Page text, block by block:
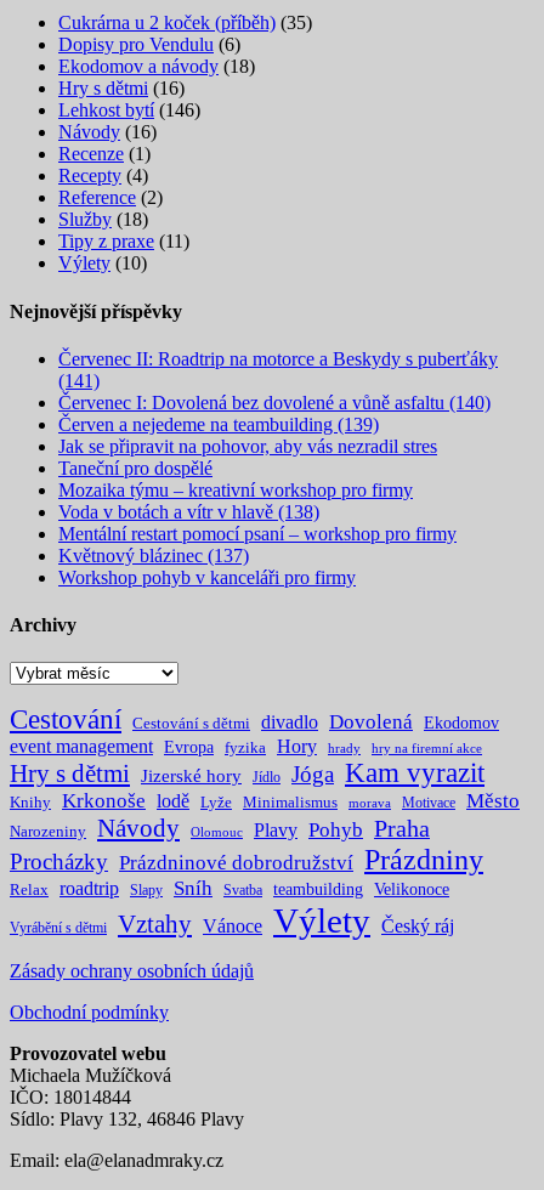
Cukrárna u 2 koček (příběh) (35)
Dopisy pro Vendulu (6)
Ekodomov a návody (18)
Hry s dětmi (16)
Lehkost bytí(146)
Návody (16)
Recenze (1)
Recepty (4)
Reference (2)
Služby (18)
Tipy z praxe (11)
Výlety (10)
Nejnovější příspěvky
Červenec II: Roadtrip na motorce a Beskydy s puberťáky
(141)
Červenec I: Dovolená bez dovolené a vůně asfaltu (140)
Červen a nejedeme na teambuilding (139)
Jak se připravit na pohovor, aby vás nezradil stres
Taneční pro dospělé
Mozaika týmu – kreativní workshop pro firmy
Voda v botách a vítr v hlavě (138)
Mentální restart pomocí psaní – workshop pro firmy
Květnový blázinec (137)
Workshop pohyb v kanceláři pro firmy
Archivy
Archivy
Cestování Cestování s dětmi divadlo Dovolená Ekodomov
event management Evropa fyzika Hory hrady hry na firemní akce
Hry s dětmi Jizerské hory Jídlo Jóga Kam vyrazit
Knihy Krkonoše lodě Lyže Minimalismus morava Motivace Město
Narozeniny Návody Olomouc Plavy Pohyb Praha
Procházky Prázdninové dobrodružství Prázdniny
Relax roadtrip Slapy Sníh Svatba teambuilding Velikonoce
Vyrábění s dětmi Vztahy Vánoce Výlety Český ráj
Zásady ochrany osobních údajů
Obchodní podmínky
Provozovatel webu
Michaela Mužíčková
IČO: 18014844
Sídlo: Plavy 132, 46846 Plavy
Email: ela@elanadmraky.cz